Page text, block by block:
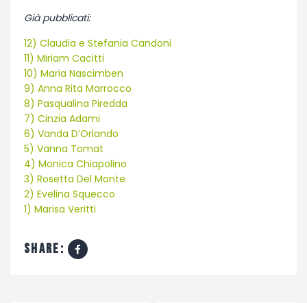
Già pubblicati:
12) Claudia e Stefania Candoni
11) Miriam Cacitti
10) Maria Nascimben
9) Anna Rita Marrocco
8) Pasqualina Piredda
7) Cinzia Adami
6) Vanda D’Orlando
5) Vanna Tomat
4) Monica Chiapolino
3) Rosetta Del Monte
2) Evelina Squecco
1) Marisa Veritti
share: